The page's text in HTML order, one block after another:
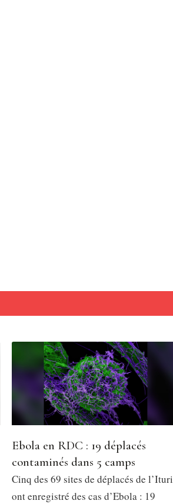
Ebola en RDC : 19 déplacés
contaminés dans 5 camps
Cinq des 69 sites de déplacés de l’Ituri
ont enregistré des cas d’Ebola : 19